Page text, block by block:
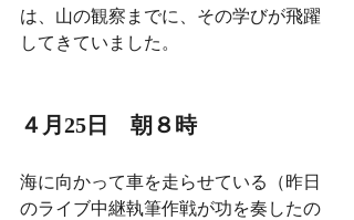
は、山の観察までに、その学びが飛躍
してきていました。
４月25日　朝８時
海に向かって車を走らせている（昨日
のライブ中継執筆作戦が功を奏したの